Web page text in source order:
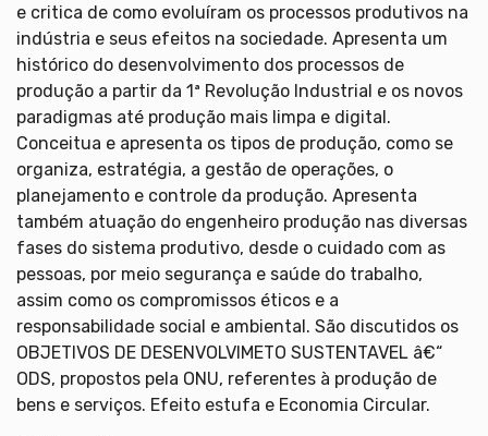
e critica de como evoluíram os processos produtivos na
indústria e seus efeitos na sociedade. Apresenta um
histórico do desenvolvimento dos processos de
produção a partir da 1ª Revolução Industrial e os novos
paradigmas até produção mais limpa e digital.
Conceitua e apresenta os tipos de produção, como se
organiza, estratégia, a gestão de operações, o
planejamento e controle da produção. Apresenta
também atuação do engenheiro produção nas diversas
fases do sistema produtivo, desde o cuidado com as
pessoas, por meio segurança e saúde do trabalho,
assim como os compromissos éticos e a
responsabilidade social e ambiental. São discutidos os
OBJETIVOS DE DESENVOLVIMETO SUSTENTAVEL â€“
ODS, propostos pela ONU, referentes à produção de
bens e serviços. Efeito estufa e Economia Circular.